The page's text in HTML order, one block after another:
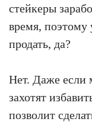
стейкеры
время, поэтому
продать, да?
Нет. Даже если
захотят
позволит